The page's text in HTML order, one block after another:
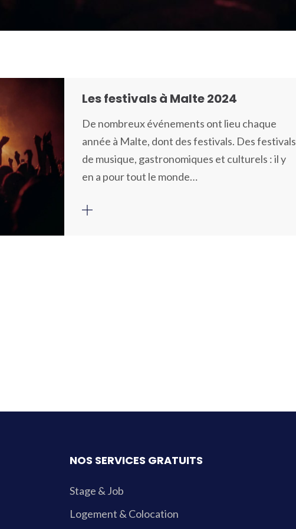
Les festivals à Malte 2024
De nombreux événements ont lieu chaque
année à Malte, dont des festivals. Des festivals
de musique, gastronomiques et culturels : il y
en a pour tout le monde…
NOS SERVICES GRATUITS
Stage & Job
Logement & Colocation